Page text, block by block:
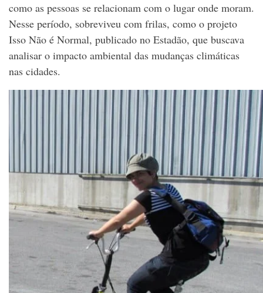
como as pessoas se relacionam com o lugar onde moram.
Nesse período, sobreviveu com frilas, como o projeto
Isso Não é Normal, publicado no Estadão, que buscava
analisar o impacto ambiental das mudanças climáticas
nas cidades.